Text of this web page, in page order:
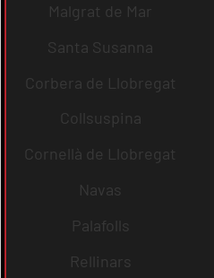
Malgrat de Mar
Santa Susanna
Corbera de Llobregat
Collsuspina
Cornellà de Llobregat
Navas
Palafolls
Rellinars